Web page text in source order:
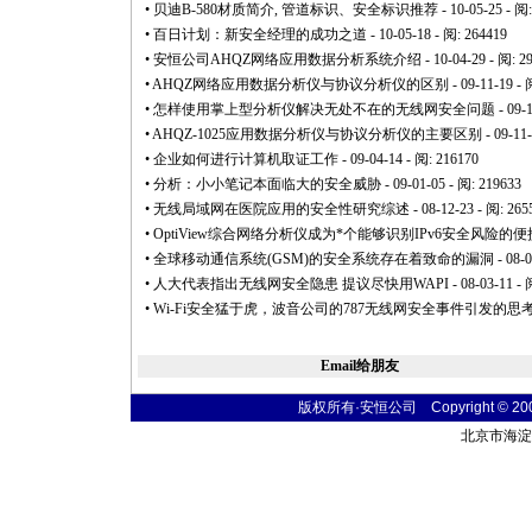
• 贝迪B-580材质简介, 管道标识、安全标识推荐 - 10-05-25 - 阅
• 百日计划：新安全经理的成功之道 - 10-05-18 - 阅: 264419
• 安恒公司AHQZ网络应用数据分析系统介绍 - 10-04-29 - 阅:
•AHQZ网络应用数据分析仪与协议分析仪的区别 - 09-11-19 -
• 怎样使用掌上型分析仪解决无处不在的无线网安全问题 - 09-
•AHQZ-1025应用数据分析仪与协议分析仪的主要区别 - 09-
• 企业如何进行计算机取证工作 - 09-04-14 - 阅: 216170
• 分析：小小笔记本面临大的安全威胁 - 09-01-05 - 阅: 219633
• 无线局域网在医院应用的安全性研究综述 - 08-12-23 - 阅:
• OptiView综合网络分析仪成为*个能够识别IPv6安全风险的
• 全球移动通信系统(GSM)的安全系统存在着致命的漏洞 - 08-
• 人大代表指出无线网安全隐患 提议尽快用WAPI - 08-03-11 -
• Wi-Fi安全猛于虎，波音公司的787无线网安全事件引发的思
Email给朋友
版权所有·安恒公司 Copyright ©
北京市海